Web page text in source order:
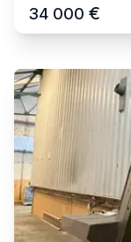
34 000 €